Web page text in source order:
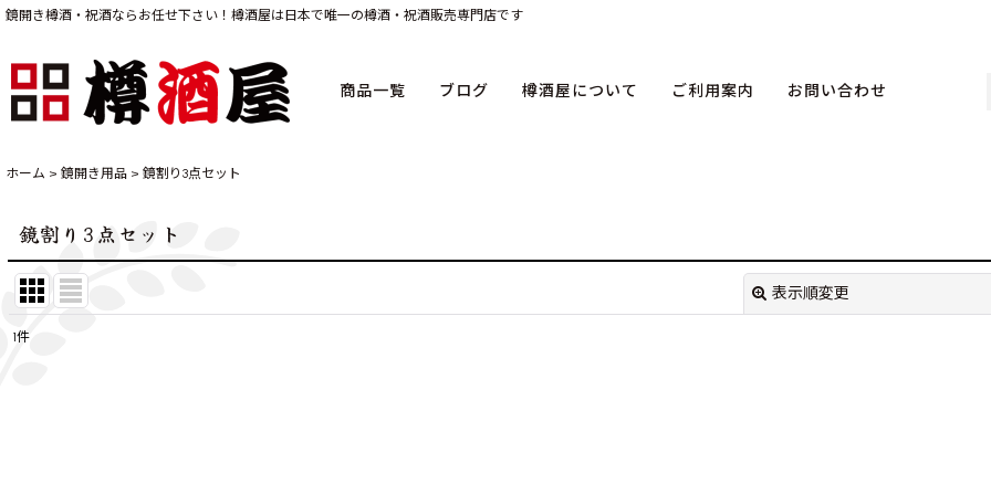
鏡開き樽酒・祝酒ならお任せ下さい！樽酒屋は日本で唯一の樽酒・祝酒販売専門店です
商品一覧 ブログ 樽酒屋について ご利用案内 お問い合わせ
ホーム > 鏡開き用品 > 鏡割り3点セット
鏡割り3点セット
表示順変更
1件